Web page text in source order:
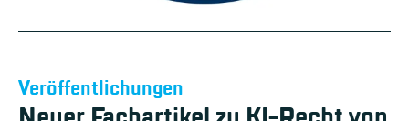
Veröffentlichungen